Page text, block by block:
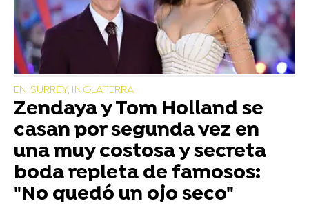
EN SURREY, INGLATERRA
Zendaya y Tom Holland se
casan por segunda vez en
una muy costosa y secreta
boda repleta de famosos:
"No quedó un ojo seco"